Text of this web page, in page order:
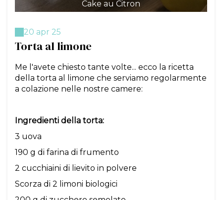
Cake au Citron
20 apr 25
Torta al limone
Me l'avete chiesto tante volte... ecco la ricetta
della torta al limone che serviamo regolarmente
a colazione nelle nostre camere:
Ingredienti della torta:
3 uova
190 g di farina di frumento
2 cucchiaini di lievito in polvere
Scorza di 2 limoni biologici